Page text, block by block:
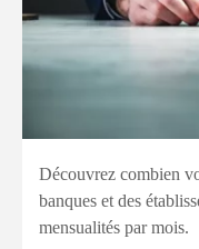
Découvrez combien
banques et des
mensualités par mois.